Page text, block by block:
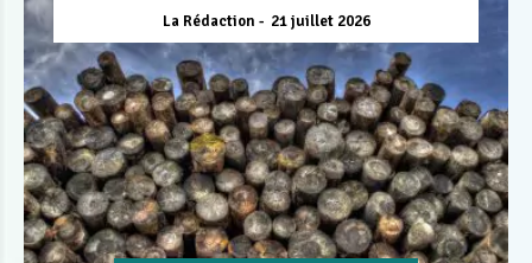
La Rédaction 21 juillet 2026